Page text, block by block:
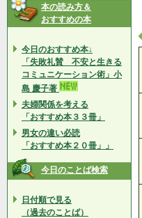
本の読み方＆
おすすめの本
今日のおすすめ本↓
「失敗礼賛 不安と生きる
コミュニケーション術」小
島 慶子著
夫婦関係を考える
「おすすめ本３３冊」
男女の違い必読
「おすすめ本２０冊」」
今日のことば検索
日付順で見る
（過去のことば）